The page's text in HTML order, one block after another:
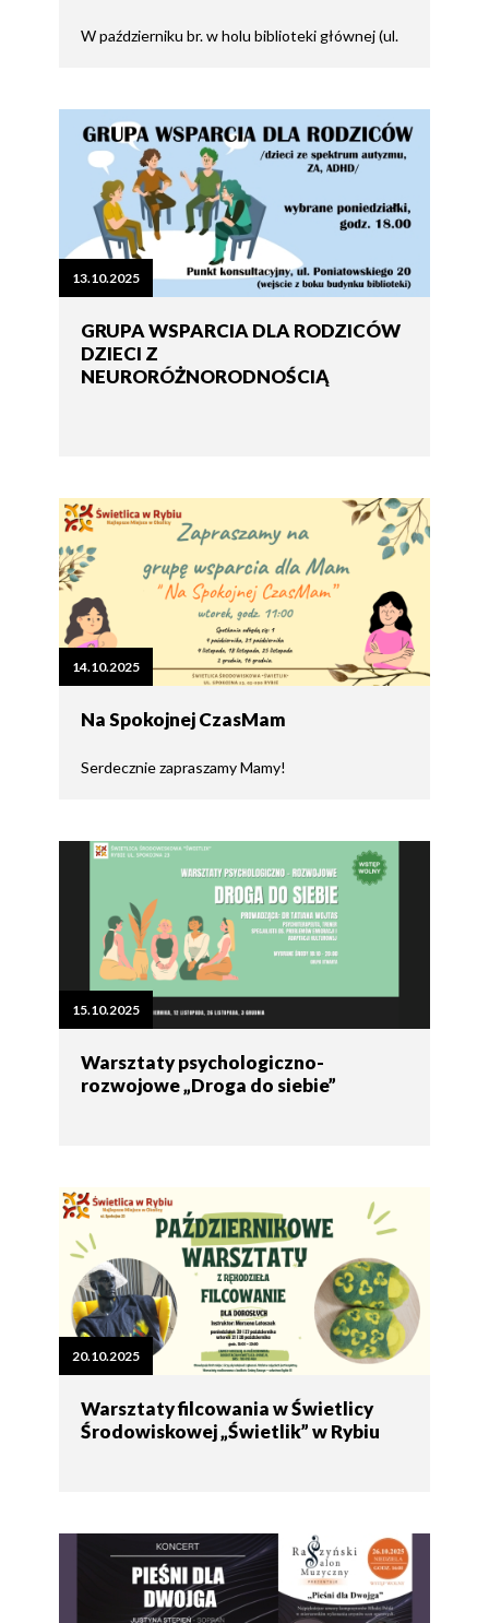
W październiku br. w holu biblioteki głównej (ul.
13.10.2025
GRUPA WSPARCIA DLA RODZICÓW
DZIECI Z
NEURORÓŻNORODNOŚCIĄ
14.10.2025
Na Spokojnej CzasMam
Serdecznie zapraszamy Mamy!
15.10.2025
Warsztaty psychologiczno-
rozwojowe „Droga do siebie”
20.10.2025
Warsztaty filcowania w Świetlicy
Środowiskowej „Świetlik” w Rybiu